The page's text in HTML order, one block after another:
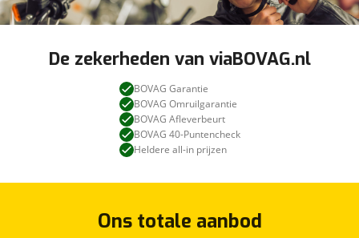
De zekerheden van viaBOVAG.nl
BOVAG Garantie
BOVAG Omruilgarantie
BOVAG Afleverbeurt
BOVAG 40-Puntencheck
Heldere all-in prijzen
Ons totale aanbod